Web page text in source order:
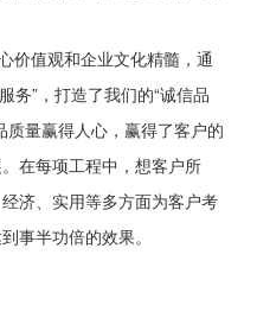
价值观和企业文化精髓，通
务”，打造了我们的“诚信品
质量赢得人心，赢得了客户的
在每项工程中，想客户所
济、实用等多方面为客户考
事半功倍的效果。